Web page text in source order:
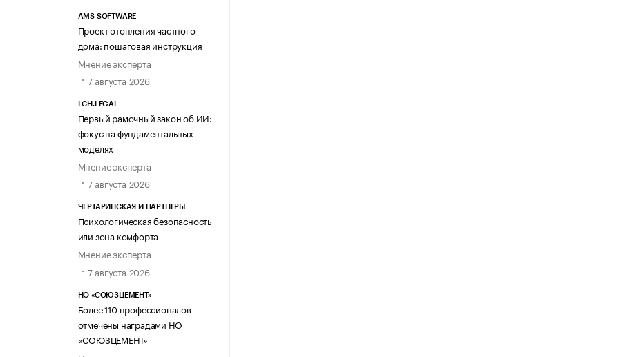
AMS SOFTWARE
Проект отопления частного
дома: пошаговая инструкция
Мнение эксперта
7 августа 2026
LCH.LEGAL
Первый рамочный закон об ИИ:
фокус на фундаментальных
моделях
Мнение эксперта
7 августа 2026
ЧЕРТАРИНСКАЯ И ПАРТНЕРЫ
Психологическая безопасность
или зона комфорта
Мнение эксперта
7 августа 2026
НО «СОЮЗЦЕМЕНТ»
Более 110 профессионалов
отмечены наградами НО
«СОЮЗЦЕМЕНТ»